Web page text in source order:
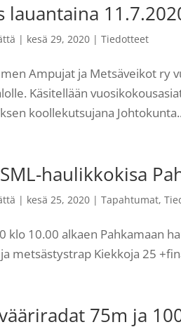
lauantaina
| kesä 29, 2020 |Tiedotteet
Ampujat ja Metsäveikot ry
Käsitellään
koollekutsujana
haulikkokisa
| kesä 25, 2020 |Tapahtumat,
klo 10.00 alkaen Pahkamaan
metsästystrap Kiekkoja 25
75m ja